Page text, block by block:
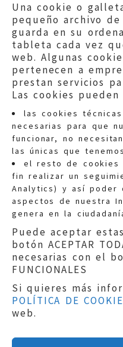
Una cookie o
pequeño archivo
guarda en su
tableta cada vez
web. Algunas
pertenecen a
prestan servicios
Las cookies
las cookies
necesarias para que
funcionar, no
las únicas que
el resto de cookies
fin realizar un
Analytics) y así poder
aspectos de nuestra
genera en la
Puede aceptar
botón ACEPTAR
necesarias con el
FUNCIONALES
Si quieres más
POLÍTICA DE
web.
Quejas:
Teléfonos:
Aviso legal|
Protección de